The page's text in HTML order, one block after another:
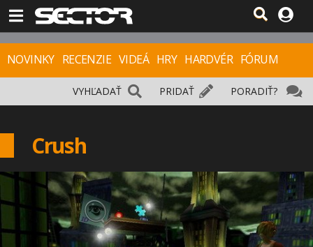
NOVINKY RECENZIE VIDEÁ HRY HARDVÉR FÓRUM
PORADIŤ?
PRIDAŤ
VYHĽADAŤ
Crush